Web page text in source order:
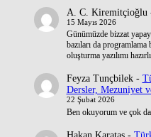
A. C. Kiremitçioğlu
15 Mayıs 2026
Günümüzde bizzat
bazıları da
oluşturma yazılımı
Feyza Tunçbilek-
Dersler, Mezuniyet
22 Şubat 2026
Ben okuyorum ve çok